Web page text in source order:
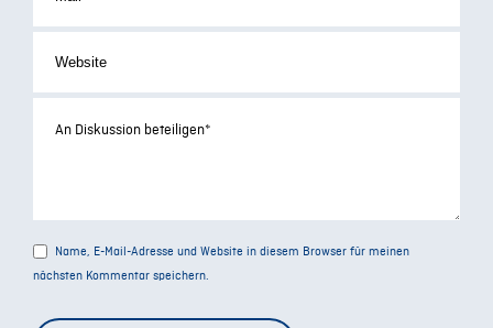
Name, E-Mail-Adresse und Website in diesem Browser für meinen
nächsten Kommentar speichern.